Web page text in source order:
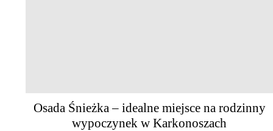
Osada Śnieżka – idealne miejsce na rodzinny
wypoczynek w Karkonoszach